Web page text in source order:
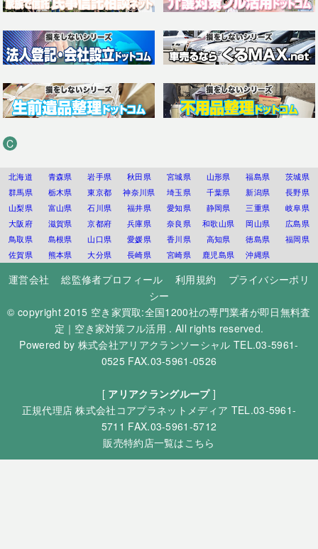
C
北海道 青森県 岩手県 秋田県 宮城県 山形県 福島県
茨城県
群馬県
栃木県 東京都 神奈川県 埼玉県 千葉県 新潟県
長野県
山梨県
富山県 石川県 福井県 愛知県 静岡県 三重県
岐阜県
大阪府
滋賀県 京都府 兵庫県 奈良県 和歌山県 岡山県
広島県
鳥取県
島根県 山口県 愛媛県 香川県 高知県 徳島県
福岡県
佐賀県
熊本県 大分県 長崎県 宮崎県 鹿児島県 沖縄県
運営会社 総監修者プロフィール 利用規約
プライバシーポリ
シー
© copyright 2015 空き家買取:全国1200社の専門業者が即日無料査
定｜空き家対策フル活用 . All rights reserved.
Powered by 株式会社アリアクランソーシャル TEL.03-5961-
0525 FAX.03-5961-0526
[ アリアクラングループ]
正規代理店株式会社コアプラネットメディア TEL.03-5961-
5711 FAX.03-5961-5712
販売特約店一覧はこちら